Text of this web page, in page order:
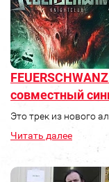
совместный
Это трек из нового
Читать далее